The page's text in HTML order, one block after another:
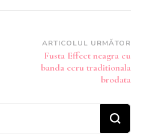
ARTICOLUL URMĂTOR
Fusta Effect neagra cu
banda ecru traditionala
brodata